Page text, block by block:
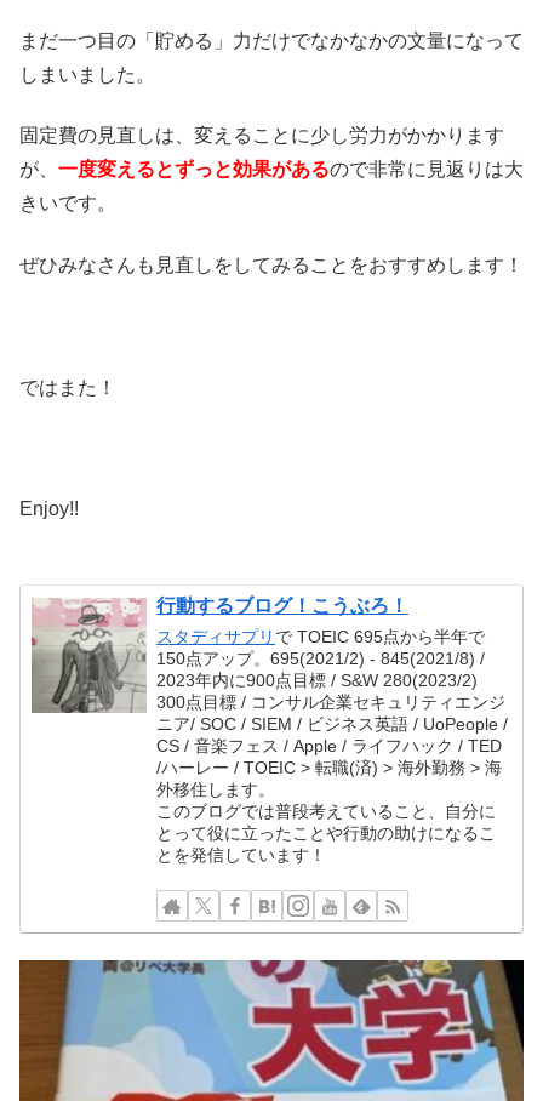
まだ一つ目の「貯める」力だけでなかなかの文量になって
しまいました。
固定費の見直しは、変えることに少し労力がかかります
が、 一度変えるとずっと効果があるので非常に見返りは大
きいです。
ぜひみなさんも見直しをしてみることをおすすめします！
ではまた！
Enjoy!!
行動するブログ！こうぶろ！
スタディサプリ で TOEIC 695点から半年で
150点アップ。695(2021/2) - 845(2021/8) /
2023年内に900点目標 / S&W 280(2023/2)
300点目標 / コンサル企業セキュリティエンジ
ニア/ SOC / SIEM / ビジネス英語 / UoPeople /
CS / 音楽フェス / Apple / ライフハック / TED
/ハーレー / TOEIC > 転職(済) > 海外勤務 > 海
外移住します。
このブログでは普段考えていること、自分に
とって役に立ったことや行動の助けになるこ
とを発信しています！